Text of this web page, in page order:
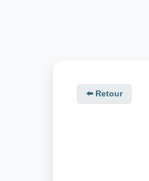
⬅️ Retour